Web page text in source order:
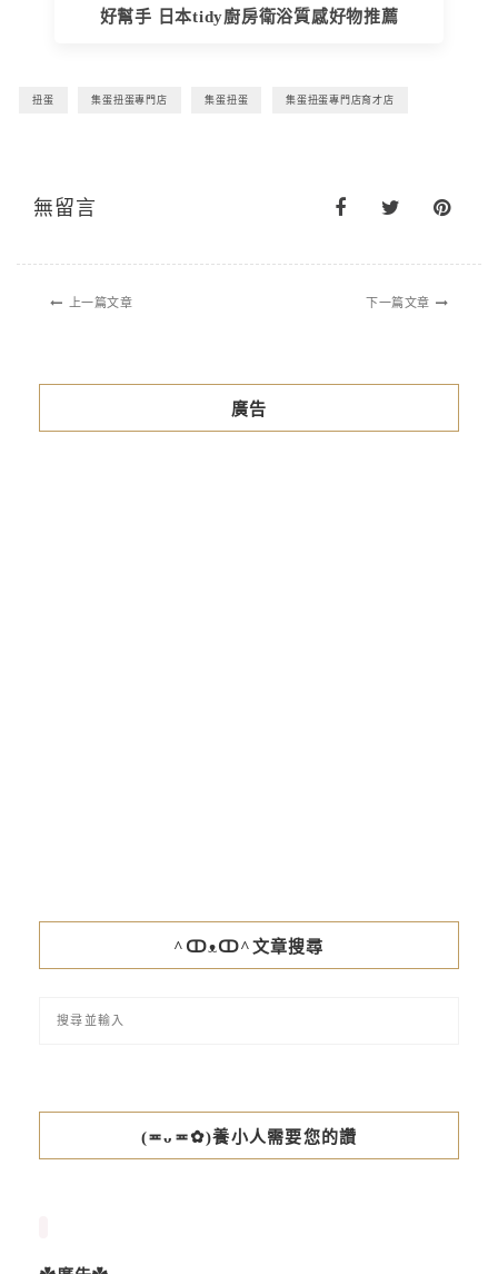
好幫手 日本tidy廚房衛浴質感好物推薦
扭蛋 集蛋扭蛋專門店 集蛋扭蛋 集蛋扭蛋專門店育才店
無留言
上一篇文章 下一篇文章
廣告
^ↀᴥↀ^文章搜尋
(≖ᴗ≖✿)養小人需要您的讚